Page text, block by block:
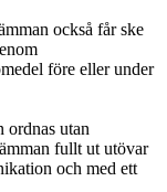
också får ske
före eller under
ordnas utan
fullt ut utövar
och med ett